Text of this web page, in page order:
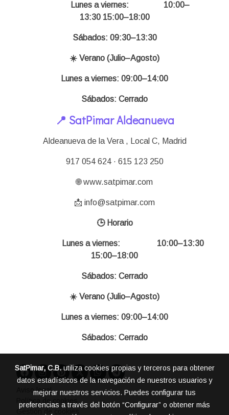
Lunes a viernes:
10:00–
13:30 15:00–18:00
Sábados: 09:30–13:30
☀️ Verano (Julio–Agosto)
Lunes a viernes: 09:00–14:00
Sábados: Cerrado
📍 SatPimar Aldeanueva
Aldeanueva de la Vera , Local C, Madrid
917 054 624 · 615 123 250
🌐 www.satpimar.com
📩 info@satpimar.com
🕒 Horario
Lunes a viernes: 10:00–13:30
15:00–18:00
Sábados: Cerrado
☀️ Verano (Julio–Agosto)
Lunes a viernes: 09:00–14:00
Sábados: Cerrado
Aviso legal
Política de cookies
Gestión de cookies
SatPimar, C.B.utiliza cookies propias y terceros para obtener
datos estadísticos de la navegación de nuestros usuarios y
mejorar nuestros servicios. Puedes configurar tus
preferencias a través del botón “Configurar” o obtener más